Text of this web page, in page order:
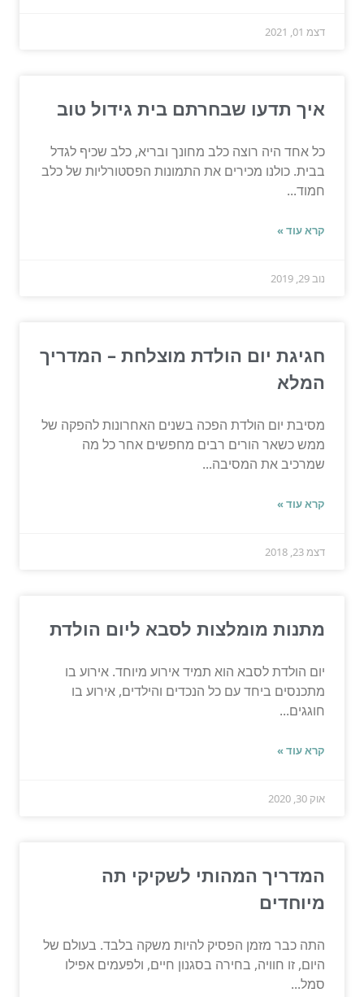
דצמ 01, 2021
איך תדעו שבחרתם בית גידול טוב
כל אחד היה רוצה כלב מחונך ובריא, כלב שכיף לגדל
בבית. כולנו מכירים את התמונות הפסטורליות של כלב
חמוד...
קרא עוד »
נוב 29, 2019
חגיגת יום הולדת מוצלחת – המדריך
המלא
מסיבת יום הולדת הפכה בשנים האחרונות להפקה של
ממש כשאר הורים רבים מחפשים אחר כל מה
שמרכיב את המסיבה...
קרא עוד »
דצמ 23, 2018
מתנות מומלצות לסבא ליום הולדת
יום הולדת לסבא הוא תמיד אירוע מיוחד. אירוע בו
מתכנסים ביחד עם כל הנכדים והילדים, אירוע בו
חוגגים...
קרא עוד »
אוק 30, 2020
המדריך המהותי לשקיקי תה
מיוחדים
התה כבר מזמן הפסיק להיות משקה בלבד. בעולם של
היום, זו חוויה, בחירה בסגנון חיים, ולפעמים אפילו
סמל...